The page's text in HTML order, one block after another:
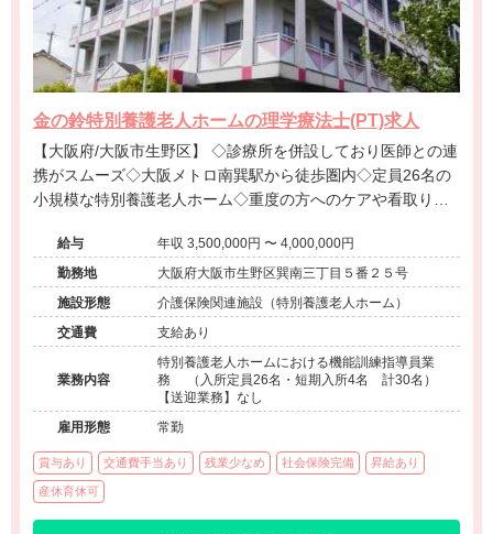
金の鈴特別養護老人ホームの理学療法士(PT)求人
【大阪府/大阪市生野区】 ◇診療所を併設しており医師との連
携がスムーズ◇大阪メトロ南巽駅から徒歩圏内◇定員26名の
小規模な特別養護老人ホーム◇重度の方へのケアや看取りに
定した経営基盤があります。
給与
年収 3,500,000円 〜 4,000,000円
勤務地
大阪府大阪市生野区巽南三丁目５番２５号
施設形態
介護保険関連施設（特別養護老人ホーム）
交通費
支給あり
業務内容
特別養護老人ホームにおける機能訓練指導員業
務 （入所定員26名・短期入所4名 計30名）
【送迎業務】なし
雇用形態
常勤
賞与あり 交通費手当あり 残業少なめ 社会保険完備 昇給あり
産休育休可